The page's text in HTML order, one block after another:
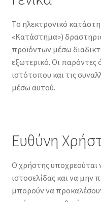
Το ηλεκτρονικό
«Κατάστημα»)
προϊόντων μέσω
εξωτερικό. Οι παρόντες
ιστότοπου και τις
μέσω αυτού.
Ευθύνη
Ο χρήστης υποχρεούται
ιστοσελίδας και να μην
μπορούν να